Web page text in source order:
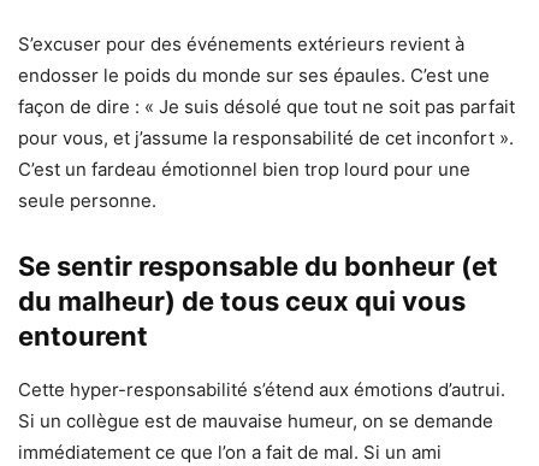
S’excuser pour des événements extérieurs revient à
endosser le poids du monde sur ses épaules. C’est une
façon de dire : « Je suis désolé que tout ne soit pas parfait
pour vous, et j’assume la responsabilité de cet inconfort ».
C’est un fardeau émotionnel bien trop lourd pour une
seule personne.
Se sentir responsable du bonheur (et
du malheur) de tous ceux qui vous
entourent
Cette hyper-responsabilité s’étend aux émotions d’autrui.
Si un collègue est de mauvaise humeur, on se demande
immédiatement ce que l’on a fait de mal. Si un ami